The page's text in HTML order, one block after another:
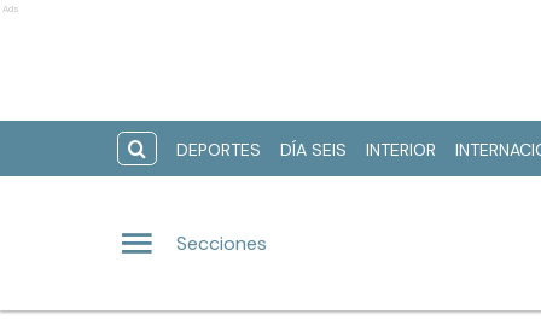
Ads
DEPORTES DÍA SEIS INTERIOR
Secciones